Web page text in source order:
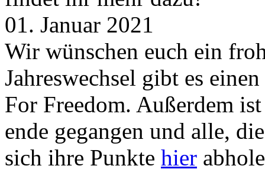
01. Januar 2021
Wir wünschen euch ein
Jahreswechsel gibt es einen
For Freedom. Außerdem
ende gegangen und alle,
sich ihre Punkte hier